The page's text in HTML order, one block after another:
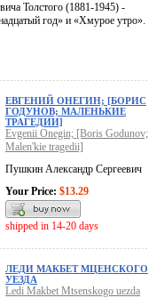
Толстого (1881-1945) -
год» и «Хмурое утро».
ЕВГЕНИЙ ОНЕГИН; [БОРИС
ГОДУНОВ; МАЛЕНЬКИЕ
ТРАГЕДИИ]
Evgenii Onegin; [Boris Godunov;
Malen'kie tragedii]
Пушкин Александр Сергеевич
Your Price: $13.29
shipped in 14-20 days
ЛЕДИ МАКБЕТ МЦЕНСКОГО
УЕЗДА
Ledi Makbet Mtsenskogo uezda